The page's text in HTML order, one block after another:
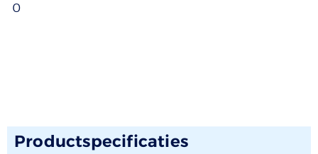
0
Productspecificaties